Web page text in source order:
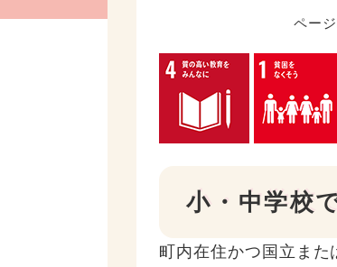
ペー
小・中学校
町内在住かつ国立ま